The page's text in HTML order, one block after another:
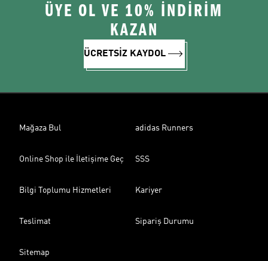
ÜYE OL VE 10% İNDİRİM
KAZAN
ÜCRETSİZ KAYDOL
Mağaza Bul adidas Runners
Online Shop ile İletişime Geç SSS
Bilgi Toplumu Hizmetleri Kariyer
Teslimat Sipariş Durumu
Sitemap